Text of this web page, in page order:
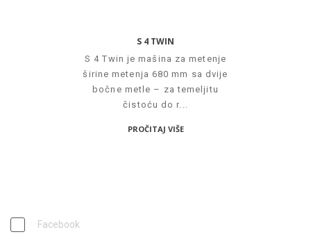
S 4 TWIN
S 4 Twin je mašina za metenje
širine metenja 680 mm sa dvije
bočne metle – za temeljitu
čistoću do r...
PROČITAJ VIŠE
Facebook